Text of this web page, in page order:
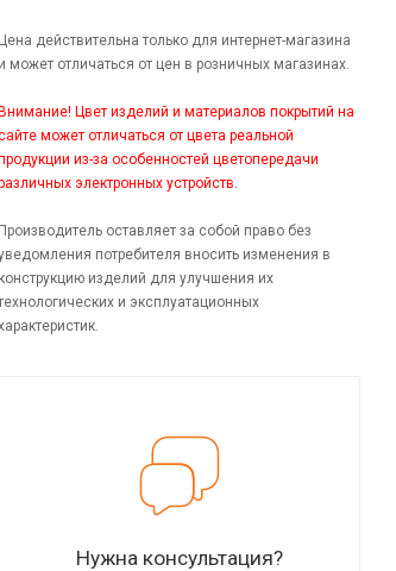
Цена действительна только для интернет-магазина
и может отличаться от цен в розничных магазинах.
Цвет изделий и материалов покрытий на
может отличаться от цвета реальной
из-за особенностей цветопередачи
электронных устройств.
Производитель оставляет за собой право без
потребителя вносить изменения в
конструкцию изделий для улучшения их
и эксплуатационных
Нужна консультация?